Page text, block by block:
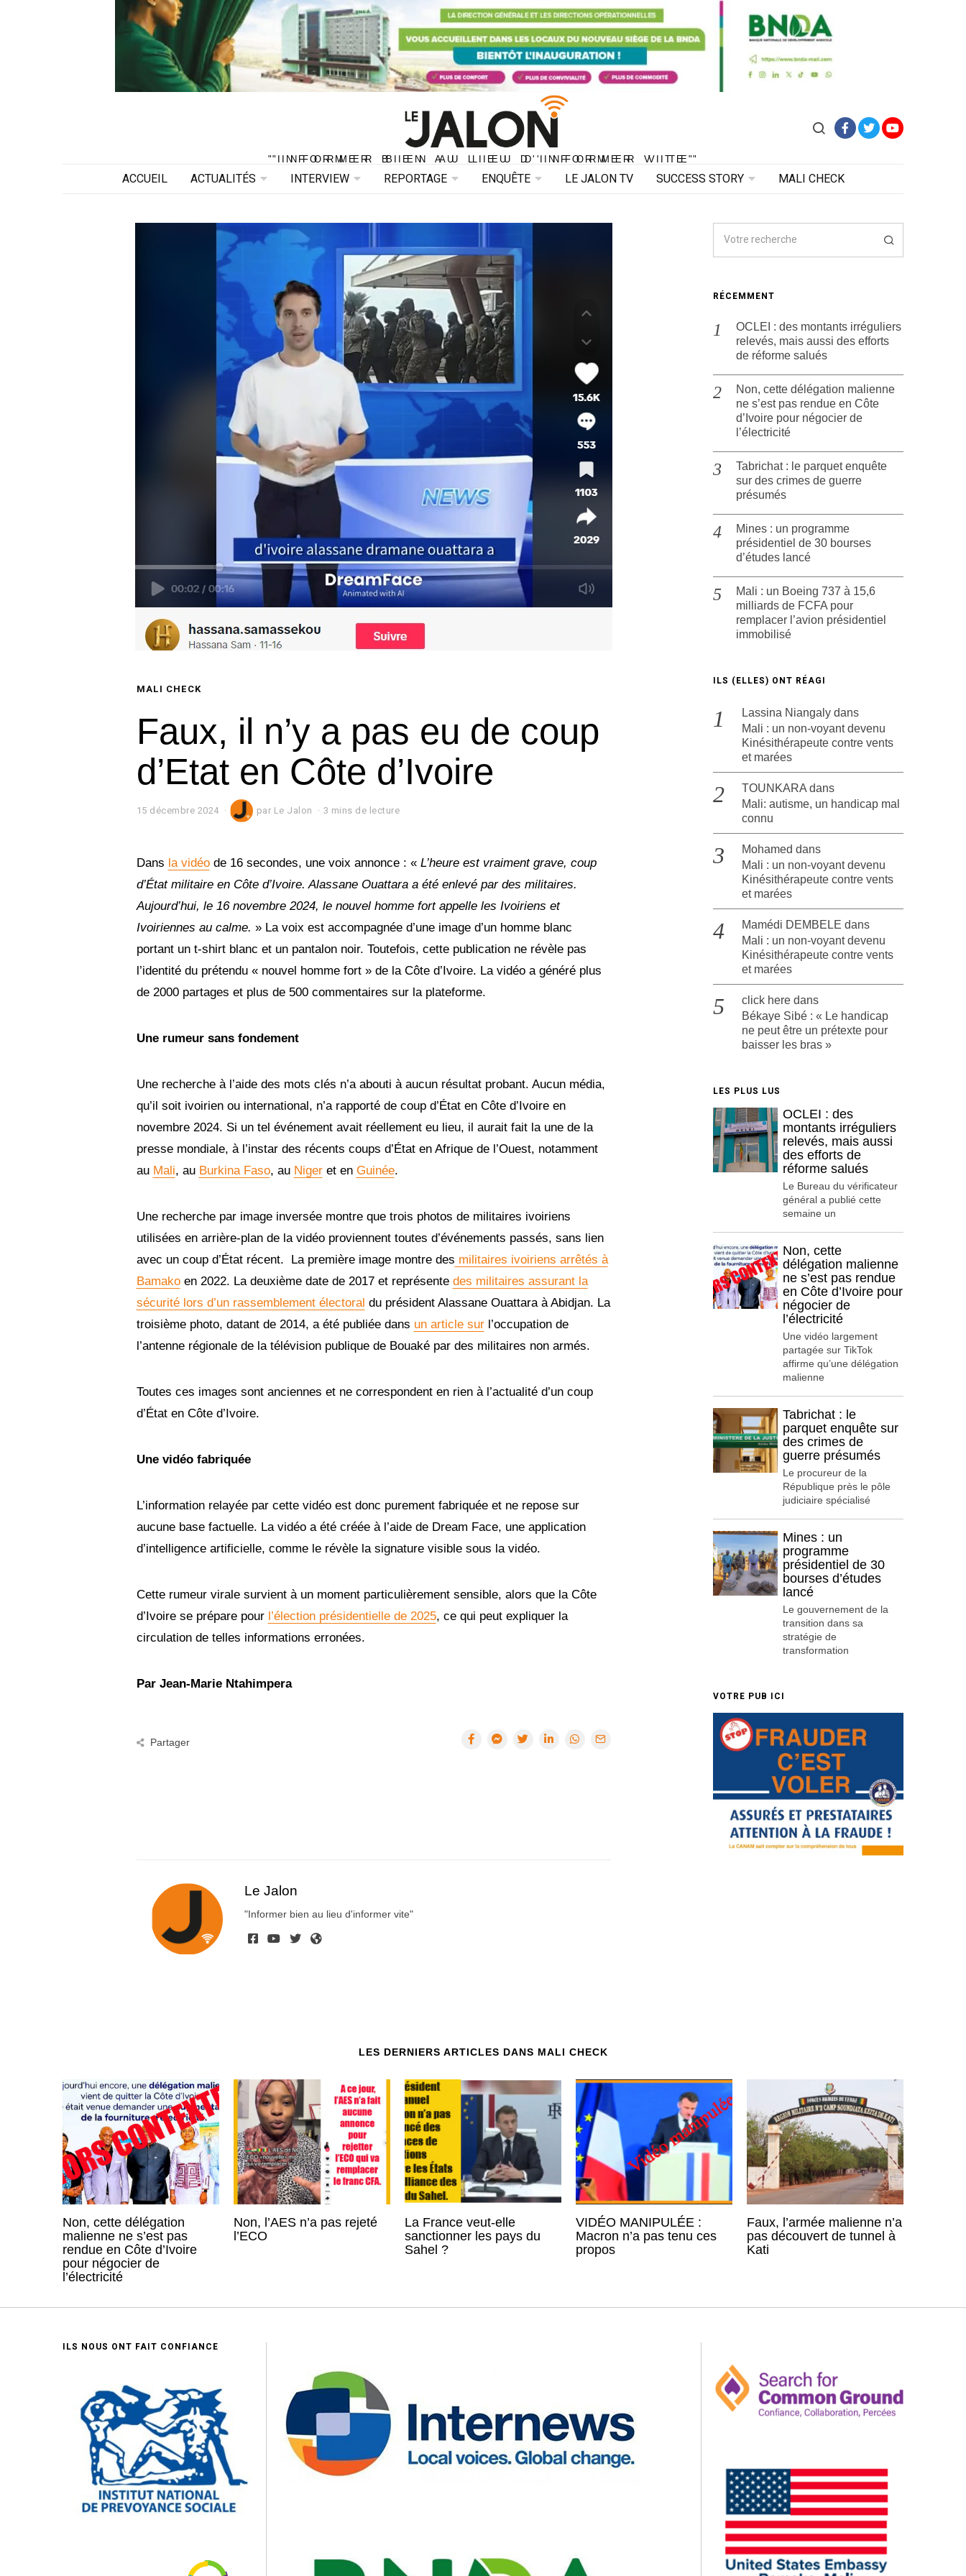
"INFORMER BIEN AU LIEU D'INFORMER VITE"
"INFORMER BIEN AU LIEU D'INFORMER VITE"
ACCUEIL ACTUALITÉS INTERVIEW REPORTAGE ENQUÊTE LE JALON TV SUCCESS STORY MALI CHECK
MALI CHECK
Faux, il n’y a pas eu de coup
d’Etat en Côte d’Ivoire
15 décembre 2024
c
m
b
r
e
0
2
4
par Le Jalon 3 mins de lecture
Dans la vidéode 16 secondes, une voix annonce : « L’heure est vraiment grave, coup
d’État militaire en Côte d’Ivoire. Alassane Ouattara a été enlevé par des militaires.
Aujourd’hui, le 16 novembre 2024, le nouvel homme fort appelle les Ivoiriens et
Ivoiriennes au calme. » La voix est accompagnée d’une image d’un homme blanc
portant un t-shirt blanc et un pantalon noir. Toutefois, cette publication ne révèle pas
l’identité du prétendu « nouvel homme fort » de la Côte d’Ivoire. La vidéo a généré plus
de 2000 partages et plus de 500 commentaires sur la plateforme.
Une rumeur sans fondement
Une recherche à l’aide des mots clés n’a abouti à aucun résultat probant. Aucun média,
qu’il soit ivoirien ou international, n’a rapporté de coup d’État en Côte d’Ivoire en
novembre 2024. Si un tel événement avait réellement eu lieu, il aurait fait la une de la
presse mondiale, à l’instar des récents coups d’État en Afrique de l’Ouest, notamment
au Mali, au Burkina Faso, au Nigeret en Guinée.
Une recherche par image inversée montre que trois photos de militaires ivoiriens
utilisées en arrière-plan de la vidéo proviennent toutes d’événements passés, sans lien
avec un coup d’État récent. La première image montre des militaires ivoiriens arrêtés à
Bamakoen 2022. La deuxième date de 2017 et représente des militaires assurant la
sécurité lors d’un rassemblement électoral du président Alassane Ouattara à Abidjan. La
troisième photo, datant de 2014, a été publiée dans un article surl’occupation de
l’antenne régionale de la télévision publique de Bouaké par des militaires non armés.
Toutes ces images sont anciennes et ne correspondent en rien à l’actualité d’un coup
d’État en Côte d’Ivoire.
Une vidéo fabriquée
L’information relayée par cette vidéo est donc purement fabriquée et ne repose sur
aucune base factuelle. La vidéo a été créée à l’aide de Dream Face, une application
d’intelligence artificielle, comme le révèle la signature visible sous la vidéo.
Cette rumeur virale survient à un moment particulièrement sensible, alors que la Côte
d’Ivoire se prépare pour l’élection présidentielle de 2025, ce qui peut expliquer la
circulation de telles informations erronées.
Par Jean-Marie Ntahimpera
Partager
Le Jalon
"Informer bien au lieu d'informer vite"
RÉCEMMENT
OCLEI : des montants irréguliers
relevés, mais aussi des efforts
de réforme salués
Non, cette délégation malienne
ne s’est pas rendue en Côte
d’Ivoire pour négocier de
l’électricité
Tabrichat : le parquet enquête
sur des crimes de guerre
présumés
Mines : un programme
présidentiel de 30 bourses
d’études lancé
Mali : un Boeing 737 à 15,6
milliards de FCFA pour
remplacer l’avion présidentiel
immobilisé
ILS (ELLES) ONT RÉAGI
Lassina Niangaly dans
Mali : un non-voyant devenu
Kinésithérapeute contre vents
et marées
TOUNKARA dans
Mali: autisme, un handicap mal
connu
Mohamed dans
Mali : un non-voyant devenu
Kinésithérapeute contre vents
et marées
Mamédi DEMBELE dans
Mali : un non-voyant devenu
Kinésithérapeute contre vents
et marées
click here dans
Békaye Sibé : « Le handicap
ne peut être un prétexte pour
baisser les bras »
LES PLUS LUS
OCLEI : des
montants irréguliers
relevés, mais aussi
des efforts de
réforme salués
Le Bureau du vérificateur
général a publié cette
semaine un
Non, cette
délégation malienne
ne s’est pas rendue
en Côte d’Ivoire pour
négocier de
l’électricité
Une vidéo largement
partagée sur TikTok
affirme qu’une délégation
malienne
Tabrichat : le
parquet enquête sur
des crimes de
guerre présumés
Le procureur de la
République près le pôle
judiciaire spécialisé
Mines : un
programme
présidentiel de 30
bourses d’études
lancé
Le gouvernement de la
transition dans sa
stratégie de
transformation
VOTRE PUB ICI
LES DERNIERS ARTICLES DANS MALI CHECK
Non, cette délégation
malienne ne s’est pas
rendue en Côte d’Ivoire
pour négocier de
l’électricité
Non, l’AES n’a pas rejeté
l’ECO
La France veut-elle
sanctionner les pays du
Sahel ?
VIDÉO MANIPULÉE :
Macron n’a pas tenu ces
propos
Faux, l’armée malienne n’a
pas découvert de tunnel à
Kati
ILS NOUS ONT FAIT CONFIANCE